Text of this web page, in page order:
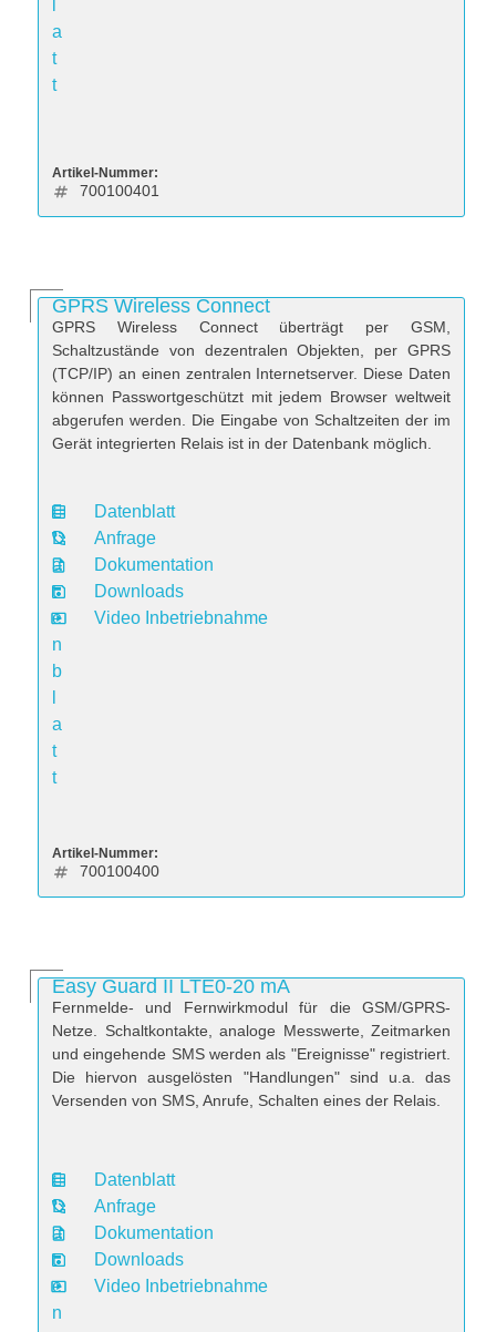
a
t
t
Artikel-Nummer:
700100401
GPRS Wireless Connect
GPRS Wireless Connect überträgt per GSM,
Schaltzustände von dezentralen Objekten, per GPRS
(TCP/IP) an einen zentralen Internetserver. Diese Daten
können Passwortgeschützt mit jedem Browser weltweit
abgerufen werden. Die Eingabe von Schaltzeiten der im
Gerät integrierten Relais ist in der Datenbank möglich.
D
a
t
e
n
b
a
t
t
Datenblatt
Anfrage
Dokumentation
Downloads
Video Inbetriebnahme
Artikel-Nummer:
700100400
Easy Guard II LTE0-20 mA
Fernmelde- und Fernwirkmodul für die GSM/GPRS-
Netze. Schaltkontakte, analoge Messwerte, Zeitmarken
und eingehende SMS werden als "Ereignisse" registriert.
Die hiervon ausgelösten "Handlungen" sind u.a. das
Versenden von SMS, Anrufe, Schalten eines der Relais.
D
a
t
e
n
Datenblatt
Anfrage
Dokumentation
Downloads
Video Inbetriebnahme